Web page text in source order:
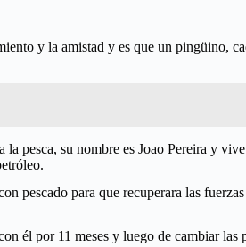
y la amistad y es que un pingüino,
pesca, su nombre es Joao Pereira y
pescado para que recuperara las
él por 11 meses y luego de cambiar